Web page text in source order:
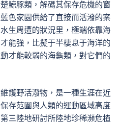
鯨豚類，解碼其保存危機的窗
色家園供給了直接而活潑的案
生周遭的狀況里，極端依靠海
能強，比擬于半棲息于海洋的
才能較弱的海龜類，對它們的
護野活潑物，是一種生涯在近
存范圍與人類的運動區域高度
三陸地研討所陸地珍稀瀕危植